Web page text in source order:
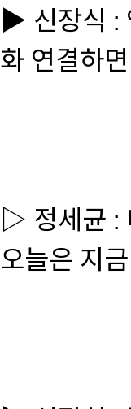
▶ 신장식 :
화 연결하
▷ 정세균 :
오늘은 지